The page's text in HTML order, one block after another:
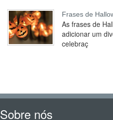
Frases de
As frases de
adicionar um
celebraç
Sobre nós